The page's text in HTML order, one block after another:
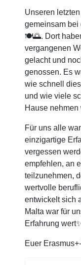
Unseren
gemeinsam bei
🍽️🌅. Dort
vergangenen
gelacht und
genossen. Es
wie schnell
und wie viele
Hause
Für uns alle
einzigartige
vergessen
empfehlen, an
teilzunehmen,
wertvolle
entwickelt sich
Malta war für
Erfahrung
Euer